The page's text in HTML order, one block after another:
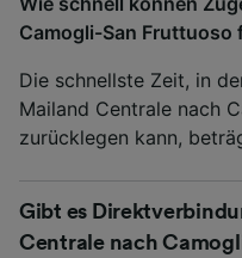
Camogli-San Fruttuoso
Die schnellste Zeit, in
Mailand Centrale nach
zurücklegen kann,
Gibt es
Centrale nach